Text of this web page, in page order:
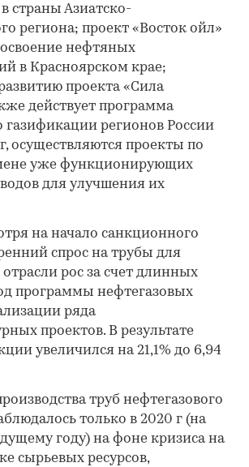
в страны Азиатско-
региона; проект «Восток ойл»
нефтяных
в Красноярском крае;
проекта «Сила
действует программа
газификации регионов России
осуществляются проекты по
уже функционирующих
для улучшения их
на начало санкционного
спрос на трубы для
рос за счет длинных
программы нефтегазовых
ряда
проектов. В результате
увеличился на 21,1% до 6,94
труб нефтегазового
только в 2020 г (на
году) на фоне кризиса на
сырьевых ресурсов,